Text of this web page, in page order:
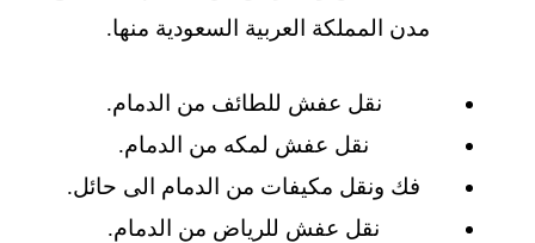
مدن المملكة العربية السعودية منها.
نقل عفش للطائف من الدمام.
نقل عفش لمكه من الدمام.
فك ونقل مكيفات من الدمام الى حائل.
نقل عفش للرياض من الدمام.